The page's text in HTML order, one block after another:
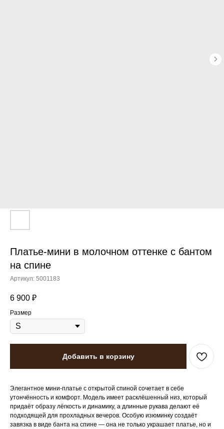
Платье-мини в молочном оттенке с бантом
на спине
Артикул: 5001183
6 900 ₽
Размер
Добавить в корзину
Элегантное мини-платье с открытой спиной сочетает в себе
утончённость и комфорт. Модель имеет расклёшенный низ, который
придаёт образу лёгкость и динамику, а длинные рукава делают её
подходящей для прохладных вечеров. Особую изюминку создаёт
завязка в виде банта на спине — она не только украшает платье, но и